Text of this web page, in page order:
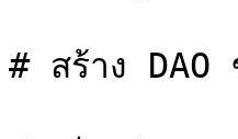
# สร้าง DAO